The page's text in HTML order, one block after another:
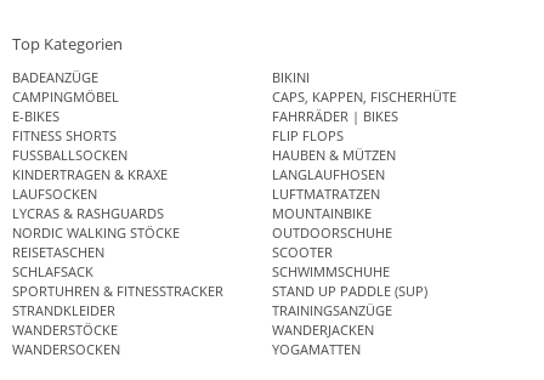
Top Kategorien
BADEANZÜGE
BIKINI
CAMPINGMÖBEL
CAPS, KAPPEN, FISCHERHÜTE
E-BIKES
FAHRRÄDER | BIKES
FITNESS SHORTS
FLIP FLOPS
FUSSBALLSOCKEN
HAUBEN & MÜTZEN
KINDERTRAGEN & KRAXE
LANGLAUFHOSEN
LAUFSOCKEN
LUFTMATRATZEN
LYCRAS & RASHGUARDS
MOUNTAINBIKE
NORDIC WALKING STÖCKE
OUTDOORSCHUHE
REISETASCHEN
SCOOTER
SCHLAFSACK
SCHWIMMSCHUHE
SPORTUHREN & FITNESSTRACKER
STAND UP PADDLE (SUP)
STRANDKLEIDER
TRAININGSANZÜGE
WANDERSTÖCKE
WANDERJACKEN
WANDERSOCKEN
YOGAMATTEN